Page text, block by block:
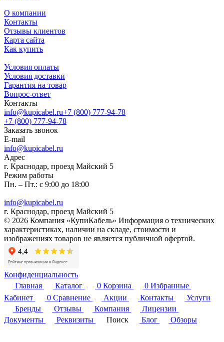
О компании
Контакты
Отзывы клиентов
Карта сайта
Как купить
Условия оплаты
Условия доставки
Гарантия на товар
Вопрос-ответ
Контакты
info@kupicabel.ru+7 (800) 777-94-78
+7 (800) 777-94-78
Заказать звонок
E-mail
info@kupicabel.ru
Адрес
г. Краснодар, проезд Майский 5
Режим работы
Пн. – Пт.: с 9:00 до 18:00
info@kupicabel.ru
г. Краснодар, проезд Майский 5
© 2026 Компания «КупиКабель» Информация о технических
характеристиках, наличии на складе, стоимости и
изображениях товаров не является публичной офертой.
Конфиденциальность
Главная
Каталог 0 Корзина 0 Избранные
Кабинет
0 Сравнение Акции Контакты
Услуги
Бренды
Отзывы Компания
Лицензии
Документы
Реквизиты Поиск Блог Обзоры